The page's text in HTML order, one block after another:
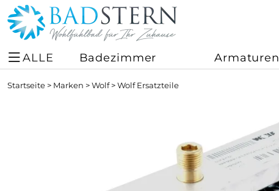
ALLE Badezimmer Armaturen
Startseite > Marken > Wolf> Wolf Ersatzteile